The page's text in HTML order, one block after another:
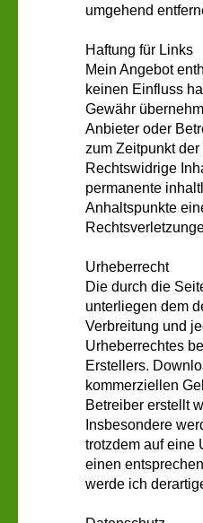
umgehend
Haftung für Links
Mein Angebot
keinen Einfluss
Gewähr
Anbieter oder
zum Zeitpunkt
Rechtswidrige
permanente
Anhaltspunkte
Urheberrecht
Die durch die
unterliegen dem
Verbreitung und
Urheberrechtes
Erstellers.
kommerziellen
Betreiber erstellt
Insbesondere
trotzdem auf eine
einen
werde ich